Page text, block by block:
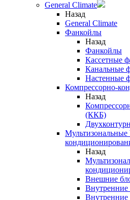
General Climate
Назад
General Climate
Фанкойлы
Назад
Фанкойлы
Кассетные
Канальные
Настенные
Компрессорно-
Назад
(ККБ)
Назад
Внешние
Внутренние
Внутренние